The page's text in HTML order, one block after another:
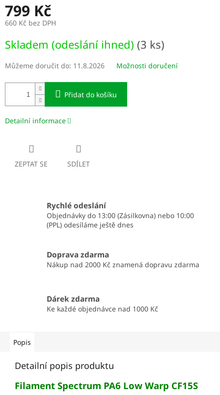
799 Kč
660 Kč bez DPH
cena:
Skladem (odeslání ihned) (3 ks)
Můžeme doručit do: 11.8.2026 Možnosti doručení
Přidat do košíku
Detailní informace
ZEPTAT SE SDÍLET
Rychlé odeslání
Objednávky do 13:00 (Zásilkovna) nebo 10:00
(PPL) odesíláme ještě dnes
Doprava zdarma
Nákup nad 2000 Kč znamená dopravu zdarma
Dárek zdarma
Ke každé objednávce nad 1000 Kč
Popis
Detailní popis produktu
Filament Spectrum PA6 Low Warp CF15S